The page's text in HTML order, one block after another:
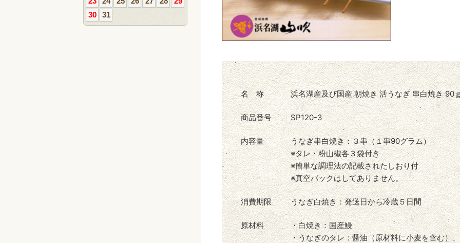
30
31
名 称 浜名湖産及び国産 朝焼き 活うなぎ 串白焼き 90
商品番号 SP120-3
内容量
うなぎ串白焼き：３串（１串90グラム）
※タレ・粉山椒各３袋付き
※簡単な調理法の記載されたしおり付
※真空パックはしてありません。
消費期限 うなぎ白焼き：発送日から冷蔵５日間
原材料
・白焼き：国産鰻
・うなぎのタレ：醤油（原材料に小麦を含む）